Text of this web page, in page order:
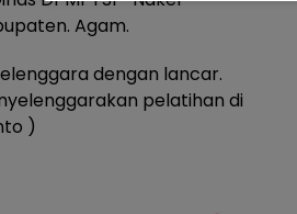
Agam.
dengan lancar.
pelatihan di
)